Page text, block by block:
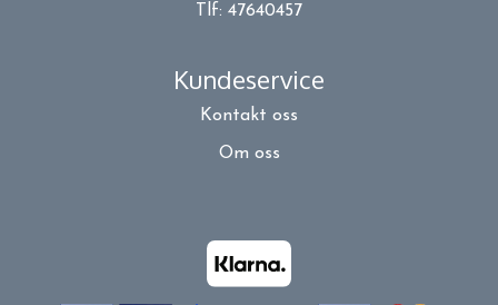
Tlf: 47640457
Kundeservice
Kontakt oss
Om oss